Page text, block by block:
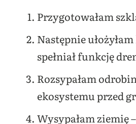
Przygotowałam
Następnie
spełniał funkcję
Rozsypałam
ekosystemu przed
Wysypałam ziemię